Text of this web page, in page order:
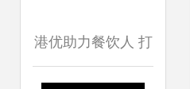
港优助力餐饮人 打